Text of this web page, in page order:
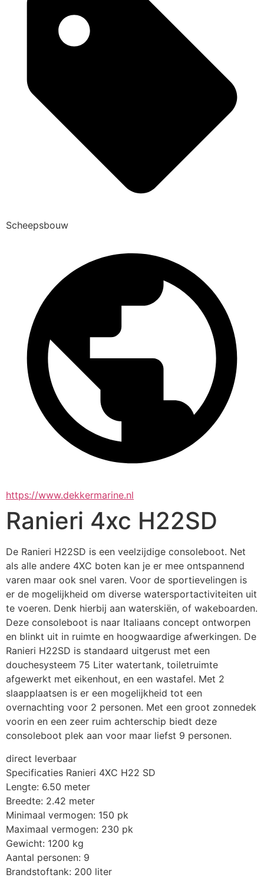
Scheepsbouw
https://www.dekkermarine.nl
Ranieri 4xc H22SD
De Ranieri H22SD is een veelzijdige consoleboot. Net
als alle andere 4XC boten kan je er mee ontspannend
varen maar ook snel varen. Voor de sportievelingen is
er de mogelijkheid om diverse watersportactiviteiten uit
te voeren. Denk hierbij aan waterskiën, of wakeboarden.
Deze consoleboot is naar Italiaans concept ontworpen
en blinkt uit in ruimte en hoogwaardige afwerkingen. De
Ranieri H22SD is standaard uitgerust met een
douchesysteem 75 Liter watertank, toiletruimte
afgewerkt met eikenhout, en een wastafel. Met 2
slaapplaatsen is er een mogelijkheid tot een
overnachting voor 2 personen. Met een groot zonnedek
voorin en een zeer ruim achterschip biedt deze
consoleboot plek aan voor maar liefst 9 personen.
direct leverbaar
Specificaties Ranieri 4XC H22 SD
Lengte: 6.50 meter
Breedte: 2.42 meter
Minimaal vermogen: 150 pk
Maximaal vermogen: 230 pk
Gewicht: 1200 kg
Aantal personen: 9
Brandstoftank: 200 liter